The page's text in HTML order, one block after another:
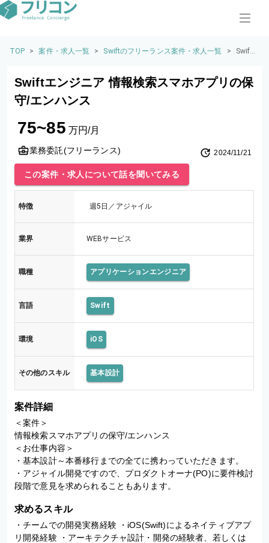
TOP > 案件・求人一覧 > Swiftのフリーランス案件・求人一覧 >
Swift
ア 情
保守/
Swiftエンジニア 情報検索スマホアプリの保
守/エンハンス
75~85 万円/月
業務委託(フリーランス) 2024/11/21
この案件・求人について話を聞いてみる
特徴 週5日／アジャイル
業界 WEBサービス
職種 アプリケーションエンジニア
言語 Swift
環境 iOS
その他のスキル 基本設計
案件詳細
＜案件＞
情報検索スマホアプリの保守/エンハンス
＜お仕事内容＞
・基本設計～本番移行までの全てに携わっていただきます。
・アジャイル開発ですので、プロダクトオーナ(PO)に要件検討
段階で意見を求められることもあります。
求めるスキル
・チームでの開発実務経験 ・iOS(Swift)によるネイティブアプ
リ開発経験 ・アーキテクチャ設計・開発の経験者、若しくは